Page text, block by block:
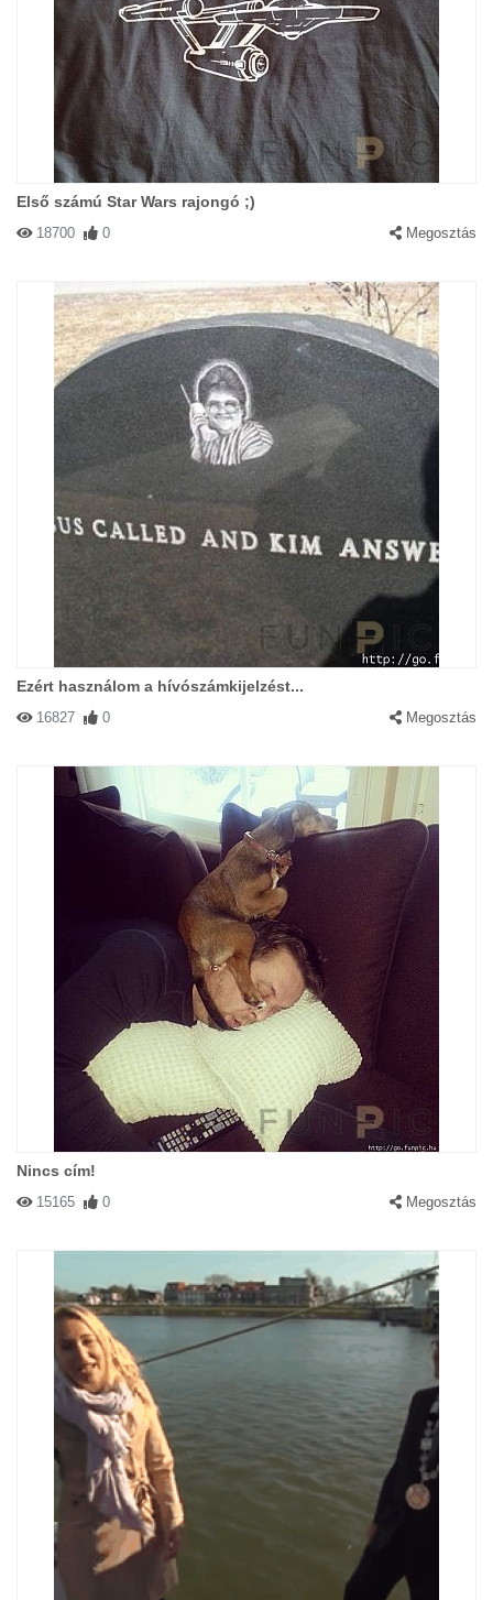
Első számú Star Wars rajongó ;)
18700 0 Megosztás
Ezért használom a hívószámkijelzést...
16827 0 Megosztás
Nincs cím!
15165 0 Megosztás